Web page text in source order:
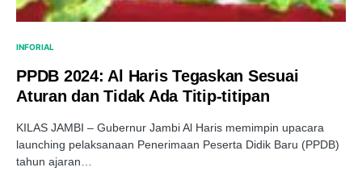
INFORIAL
PPDB 2024: Al Haris Tegaskan Sesuai
Aturan dan Tidak Ada Titip-titipan
KILAS JAMBI – Gubernur Jambi Al Haris memimpin upacara
launching pelaksanaan Penerimaan Peserta Didik Baru (PPDB)
tahun ajaran…